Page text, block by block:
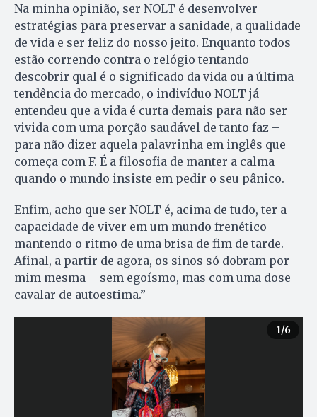
Na minha opinião, ser NOLT é desenvolver
estratégias para preservar a sanidade, a qualidade
de vida e ser feliz do nosso jeito. Enquanto todos
estão correndo contra o relógio tentando
descobrir qual é o significado da vida ou a última
tendência do mercado, o indivíduo NOLT já
entendeu que a vida é curta demais para não ser
vivida com uma porção saudável de tanto faz –
para não dizer aquela palavrinha em inglês que
começa com F. É a filosofia de manter a calma
quando o mundo insiste em pedir o seu pânico.
Enfim, acho que ser NOLT é, acima de tudo, ter a
capacidade de viver em um mundo frenético
mantendo o ritmo de uma brisa de fim de tarde.
Afinal, a partir de agora, os sinos só dobram por
mim mesma – sem egoísmo, mas com uma dose
cavalar de autoestima.”
1/6